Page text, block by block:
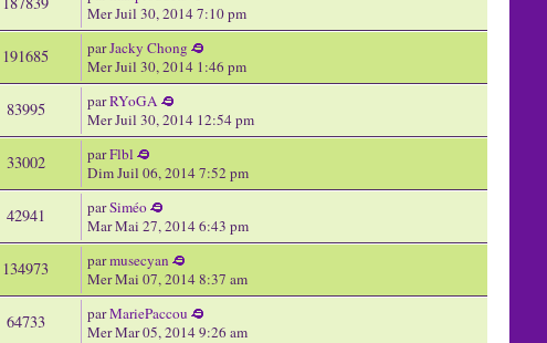
Mer Juil 30, 2014 7:10 pm
191685 parJacky Chong
Mer Juil 30, 2014 1:46 pm
83995 parRYoGA
Mer Juil 30, 2014 12:54 pm
33002 parFlbl
Dim Juil 06, 2014 7:52 pm
42941 parSiméo
Mar Mai 27, 2014 6:43 pm
134973 parmusecyan
Mer Mai 07, 2014 8:37 am
64733 parMariePaccou
Mer Mar 05, 2014 9:26 am